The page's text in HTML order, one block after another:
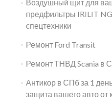
Воздушный щит для
предфильтры IRILIT
спецтехники
Ремонт Ford Transit
Ремонт ТНВД Scania в
Антикор в СПб за 1
защита вашего авто от